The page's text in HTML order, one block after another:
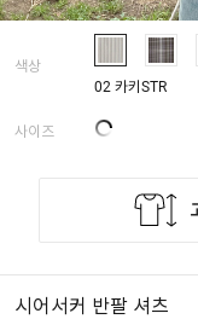
색상
02 카키STR
사이즈
시어서커 반팔 셔츠